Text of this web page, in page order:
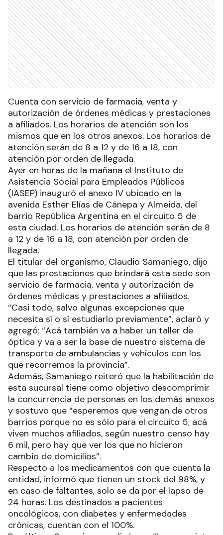
Cuenta con servicio de farmacia, venta y
autorización de órdenes médicas y prestaciones
a afiliados. Los horarios de atención son los
mismos que en los otros anexos. Los horarios de
atención serán de 8 a 12 y de 16 a 18, con
atención por orden de llegada.
Ayer en horas de la mañana el Instituto de
Asistencia Social para Empleados Públicos
(IASEP) inauguró el anexo IV ubicado en la
avenida Esther Elías de Cánepa y Almeida, del
barrio República Argentina en el circuito 5 de
esta ciudad. Los horarios de atención serán de 8
a 12 y de 16 a 18, con atención por orden de
llegada.
El titular del organismo, Claudio Samaniego, dijo
que las prestaciones que brindará esta sede son
servicio de farmacia, venta y autorización de
órdenes médicas y prestaciones a afiliados.
“Casi todo, salvo algunas excepciones que
necesita sí o sí estudiarlo previamente”, aclaró y
agregó: “Acá también va a haber un taller de
óptica y va a ser la base de nuestro sistema de
transporte de ambulancias y vehículos con los
que recorremos la provincia”.
Además, Samaniego reiteró que la habilitación de
esta sucursal tiene como objetivo descomprimir
la concurrencia de personas en los demás anexos
y sostuvo que “esperemos que vengan de otros
barrios porque no es sólo para el circuito 5; acá
viven muchos afiliados, según nuestro censo hay
6 mil, pero hay que ver los que no hicieron
cambio de domicilios”.
Respecto a los medicamentos con que cuenta la
entidad, informó que tienen un stock del 98%, y
en caso de faltantes, solo se da por el lapso de
24 horas. Los destinados a pacientes
oncológicos, con diabetes y enfermedades
crónicas, cuentan con el 100%.